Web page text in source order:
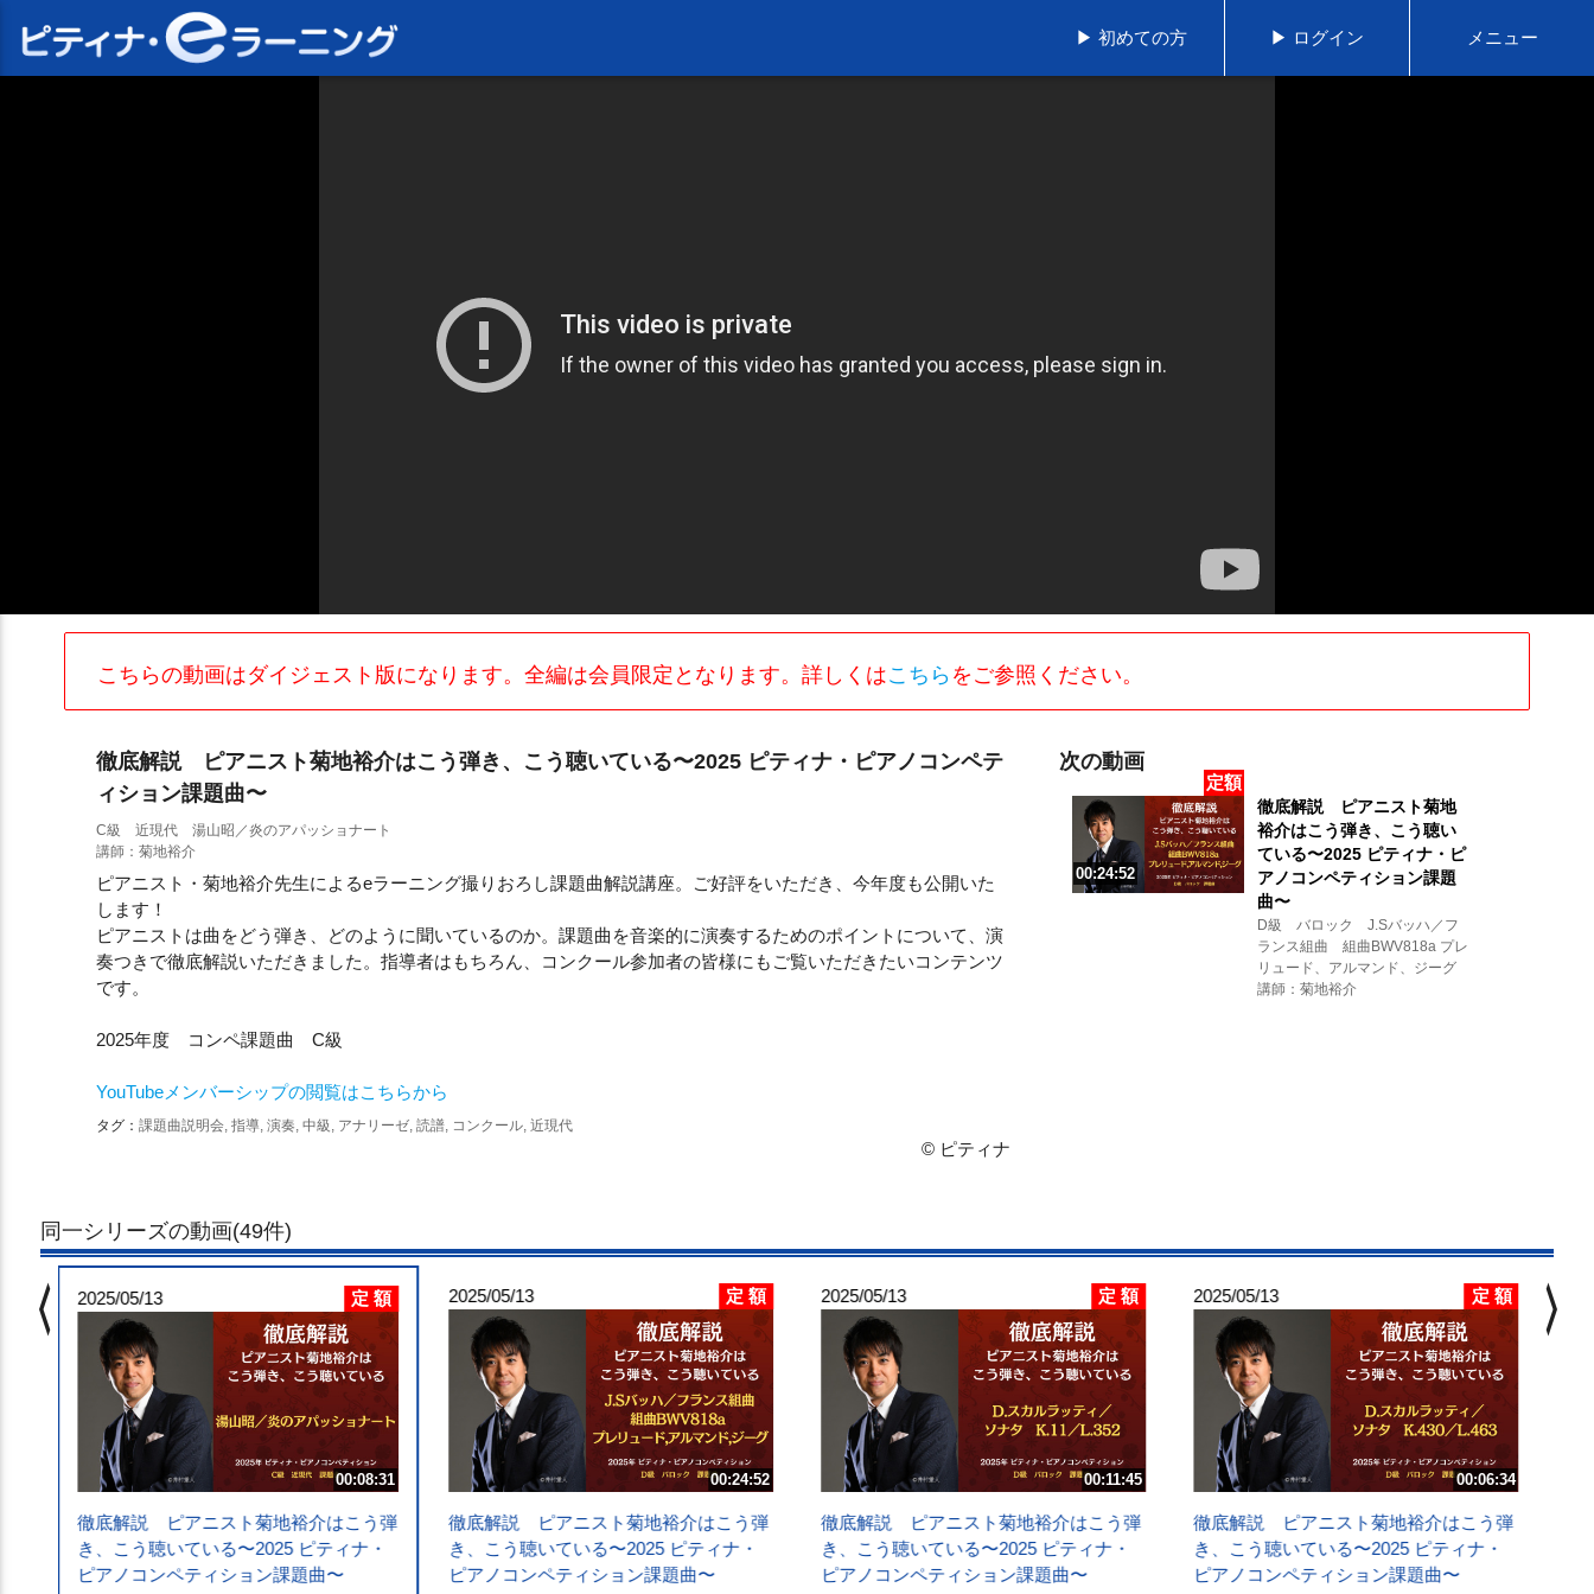
▶ 初めての方 ▶ ログイン メニュー
こちらの動画はダイジェスト版になります。全編は会員限定となります。詳しくはこちら をご参照ください。
徹底解説 ピアニスト菊地裕介はこう弾き、こう聴いている〜2025 ピティナ・ピアノコンペテ
ィション課題曲〜
C級 近現代 湯山昭／炎のアパッショナート
講師：菊地裕介
ピアニスト・菊地裕介先生によるeラーニング撮りおろし課題曲解説講座。ご好評をいただき、今年度も公開いた
します！
ピアニストは曲をどう弾き、どのように聞いているのか。課題曲を音楽的に演奏するためのポイントについて、演
奏つきで徹底解説いただきました。指導者はもちろん、コンクール参加者の皆様にもご覧いただきたいコンテンツ
です。
2025年度 コンペ課題曲 C級
YouTubeメンバーシップの閲覧はこちらから
タグ： 課題曲説明会, 指導, 演奏, 中級, アナリーゼ, 読譜, コンクール, 近現代
© ピティナ
次の動画
定額
00:24:52
徹底解説 ピアニスト菊地
裕介はこう弾き、こう聴い
ている〜2025 ピティナ・ピ
アノコンペティション課題
曲〜
D級 バロック J.Sバッハ／フ
ランス組曲 組曲BWV818a プレ
リュード、アルマンド、ジーグ
講師：菊地裕介
同一シリーズの動画(49件)
2025/05/13 定 額
00:08:31
徹底解説 ピアニスト菊地裕介はこう弾
き、こう聴いている〜2025 ピティナ・
ピアノコンペティション課題曲〜
2025/05/13 定 額
00:24:52
徹底解説 ピアニスト菊地裕介はこう弾
き、こう聴いている〜2025 ピティナ・
ピアノコンペティション課題曲〜
2025/05/13 定 額
00:11:45
徹底解説 ピアニスト菊地裕介はこう弾
き、こう聴いている〜2025 ピティナ・
ピアノコンペティション課題曲〜
2025/05/13 定 額
00:06:34
徹底解説 ピアニスト菊地裕介はこう弾
き、こう聴いている〜2025 ピティナ・
ピアノコンペティション課題曲〜
chevron_left chevron_right